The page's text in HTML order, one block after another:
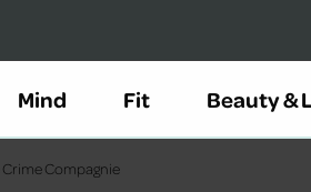
Mind Fit Beauty &
Crime Compagnie